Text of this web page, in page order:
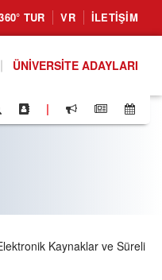
TUR VR İLETIŞIM
ÜNIVERSITE ADAYLARI
|
Kaynaklar ve Süreli